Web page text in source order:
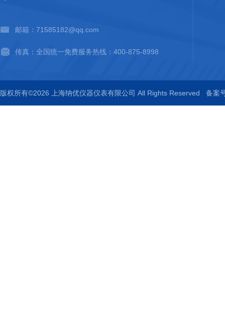
邮箱：71585182@qq.com
传真：全国统一免费服务热线：400-875-8998
版权所有©2026 上海纳优仪器仪表有限公司 All Rights Reserved 备案